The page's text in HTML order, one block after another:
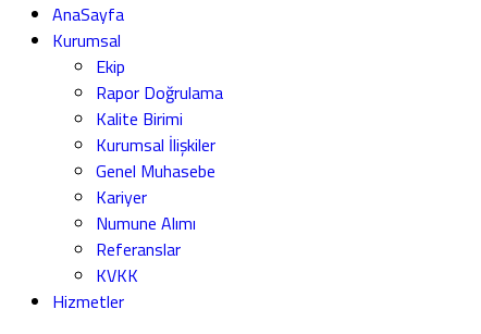
AnaSayfa
Kurumsal
Ekip
Rapor Doğrulama
Kalite Birimi
Kurumsal İlişkiler
Genel Muhasebe
Kariyer
Numune Alımı
Referanslar
KVKK
Hizmetler